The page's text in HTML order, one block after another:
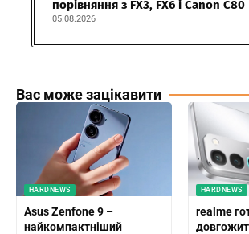
порівняння з FX3, FX6 і Canon C80
05.08.2026
Вас може зацікавити
HARDNEWS
Asus Zenfone 9 –
найкомпактніший
HARDNEWS
realme